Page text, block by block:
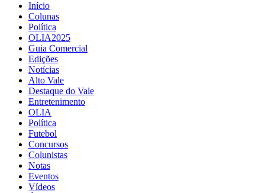
Início
Colunas
Política
OLIA2025
Guia Comercial
Edições
Notícias
Alto Vale
Destaque do Vale
Entretenimento
OLIA
Política
Futebol
Concursos
Colunistas
Notas
Eventos
Vídeos